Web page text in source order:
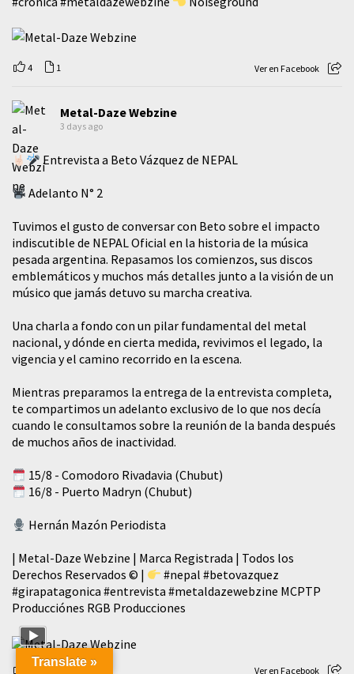
4 1 Ver en Facebook
Metal-Daze Webzine
3 days ago
Entrevista a Beto Vázquez de NEPAL
Adelanto N° 2
Tuvimos el gusto de conversar con Beto sobre el impacto
indiscutible de NEPAL Oficial en la historia de la música
pesada argentina. Repasamos los comienzos, sus discos
emblemáticos y muchos más detalles junto a la visión de un
músico que jamás detuvo su marcha creativa.
​Una charla a fondo con un pilar fundamental del metal
nacional, y dónde en cierta medida, revivimos el legado, la
vigencia y el camino recorrido en la escena.
Mientras preparamos la entrega de la entrevista completa,
te compartimos un adelanto exclusivo de lo que nos decía
cuando le consultamos sobre la reunión de la banda después
de muchos años de inactividad.
15/8 - Comodoro Rivadavia (Chubut)
16/8 - Puerto Madryn (Chubut)
Hernán Mazón Periodista
| Metal-Daze Webzine | Marca Registrada | Todos los
Derechos Reservados © |
#nepal #betovazquez
#girapatagonica #entrevista #metaldazewebzine MCPTP
Producciónes RGB Producciones
76 3 Ver en Facebook
Translate »